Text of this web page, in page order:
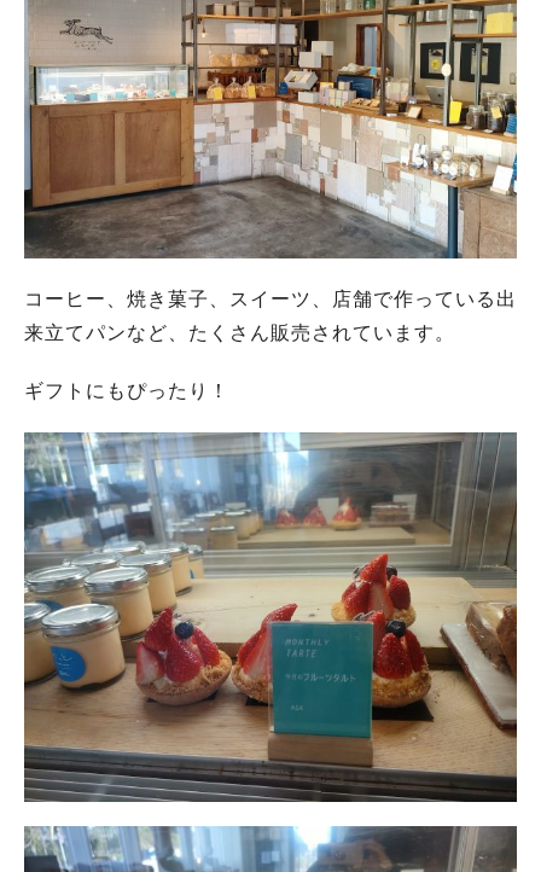
コーヒー、焼き菓子、スイーツ、店舗で作っている出
来立てパンなど、たくさん販売されています。
ギフトにもぴったり！